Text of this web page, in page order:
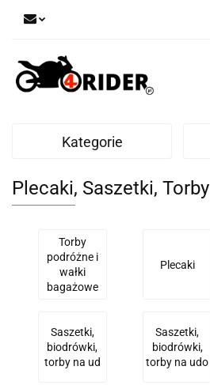
Kategorie
Plecaki, Saszetki, Torby
Torby
podróżne i
wałki
bagażowe
Plecaki
Saszetki,
biodrówki,
torby na ud
Saszetki,
biodrówki,
torby na udo